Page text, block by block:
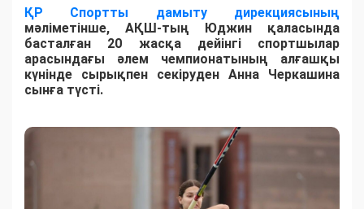
ҚР Спортты дамыту дирекциясының
мәліметінше, АҚШ-тың Юджин қаласында
басталған 20 жасқа дейінгі спортшылар
арасындағы әлем чемпионатының алғашқы
күнінде сырықпен секіруден Анна Черкашина
сынға түсті.